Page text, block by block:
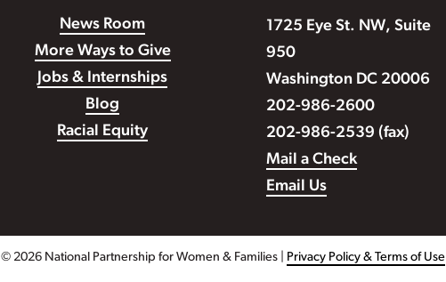
News Room
More Ways to Give
Jobs & Internships
Blog
Racial Equity
1725 Eye St. NW, Suite
950
Washington DC 20006
202-986-2600
202-986-2539 (fax)
Mail a Check
Email Us
© 2026 National Partnership for Women & Families | Privacy Policy & Terms of Use